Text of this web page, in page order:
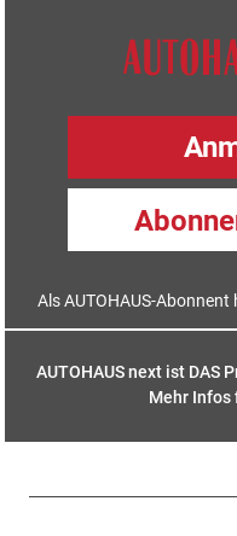
Als AUTOHAUS-
AUTOHAUS next ist DAS
Mehr Infos